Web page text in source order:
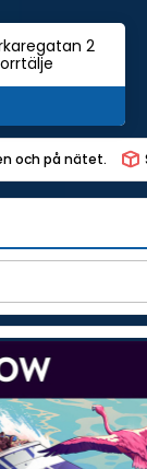
2
och på nätet.